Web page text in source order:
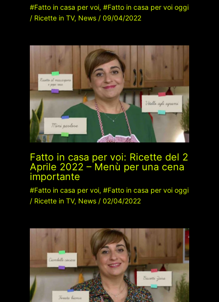
#Fatto in casa per voi, #Fatto in casa per voi oggi
/ Ricette in TV, News/ 09/04/2022
Fatto in casa per voi: Ricette del 2
Aprile 2022 – Menù per una cena
importante
#Fatto in casa per voi, #Fatto in casa per voi oggi
/ Ricette in TV, News/ 02/04/2022